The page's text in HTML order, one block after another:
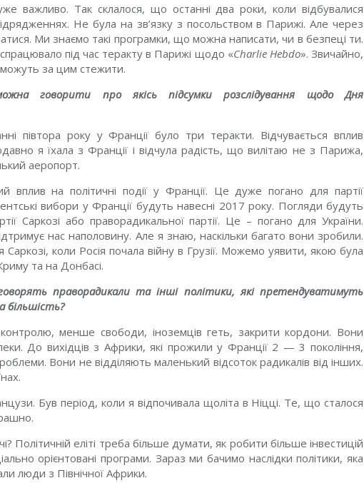
важливо. Так склалося, що останні два роки, коли відбувалися
Не була на зв’язку з посольством в Парижі. Але через
Ми знаємо такі програмки, що можна написати, чи в безпеці ти.
під час теракту в Парижі щодо «Charlie Hebdo». Звичайно,
можуть за цим стежити.
говорити про якісь підсумки розслідування щодо Дня
півтора року у Франції було три теракти. Відчувається вплив
я їхала з Франції і відчула радість, що вилітаю не з Парижа,
аеропорт.
вплив на політичні події у Франції. Це дуже погано для партії
вибори у Франції будуть навесні 2017 року. Погляди будуть
Саркозі або праворадикальної партії. Це – погано для України.
нас наполовину. Але я знаю, наскільки багато вони зробили.
Саркозі, коли Росія почала війну в Грузії. Можемо уявити, якою була
та на Донбасі.
праворадикали та інші політики, які претендуватимуть
більшість?
менше свободи, іноземців геть, закрити кордони. Вони
До вихідців з Африки, які прожили у Франції 2 — 3 покоління,
Вони не відділяють маленький відсоток радикалів від інших.
Був період, коли я відпочивала щоліта в Ніцці. Те, що сталося
Політичній еліті треба більше думати, як робити більше інвестицій
орієнтовані програми. Зараз ми бачимо наслідки політики, яка
люди з Північної Африки.